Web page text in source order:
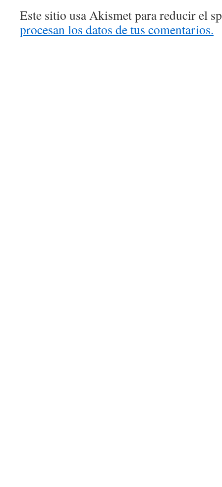
Este sitio usa Akismet para reducir el
procesan los datos de tus comentarios.